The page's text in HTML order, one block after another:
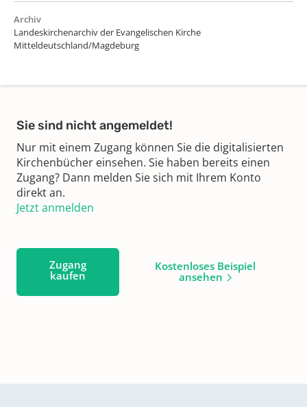
Archiv
Landeskirchenarchiv der Evangelischen Kirche
Mitteldeutschland/Magdeburg
Sie sind nicht angemeldet!
Nur mit einem Zugang können Sie die digitalisierten
Kirchenbücher einsehen. Sie haben bereits einen
Zugang? Dann melden Sie sich mit Ihrem Konto
direkt an.
Jetzt anmelden
Zugang
kaufen
Kostenloses Beispiel
ansehen